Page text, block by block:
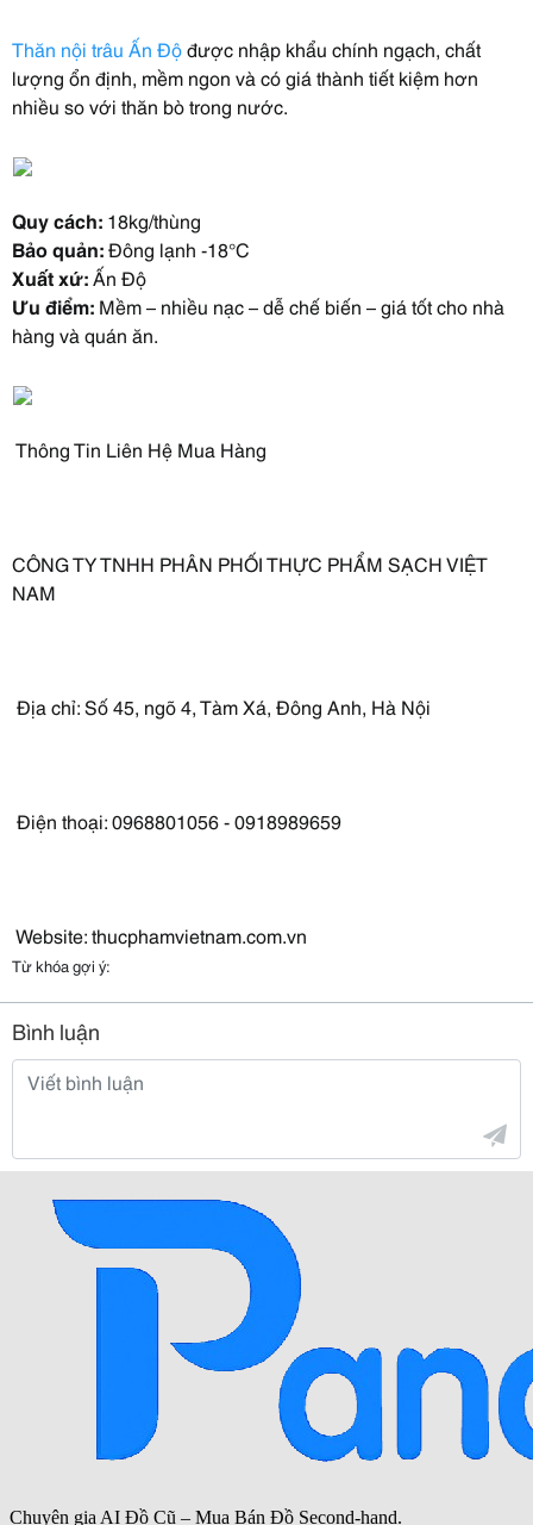
Thăn nội trâu Ấn Độđược nhập khẩu chính ngạch, chất
lượng ổn định, mềm ngon và có giá thành tiết kiệm hơn
nhiều so với thăn bò trong nước.
Quy cách: 18kg/thùng
Bảo quản:Đông lạnh -18°C
Xuất xứ:Ấn Độ
Ưu điểm: Mềm – nhiều nạc – dễ chế biến – giá tốt cho nhà
hàng và quán ăn.
Thông Tin Liên Hệ Mua Hàng
CÔNG TY TNHH PHÂN PHỐI THỰC PHẨM SẠCH VIỆT
NAM
Địa chỉ: Số 45, ngõ 4, Tàm Xá, Đông Anh, Hà Nội
Điện thoại: 0968801056 - 0918989659
Website: thucphamvietnam.com.vn
Từ khóa gợi ý:
Bình luận